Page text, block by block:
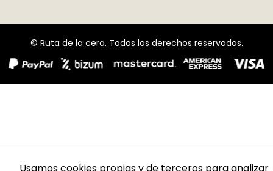
© Ruta de la cera. Todos los derechos reservados.